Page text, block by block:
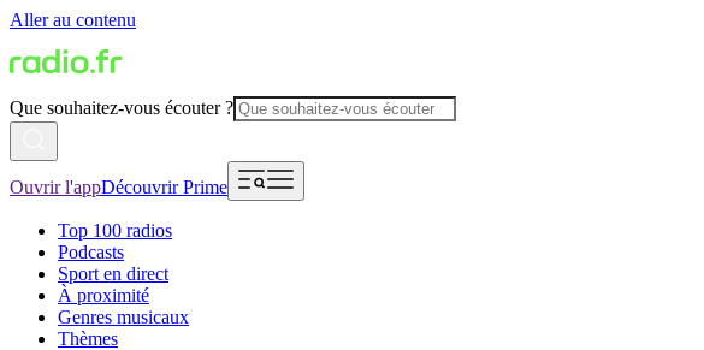
Aller au contenu
Que souhaitez-vous écouter ?
Ouvrir l'appDécouvrir Prime
Top 100 radios
Podcasts
Sport en direct
À proximité
Genres musicaux
Thèmes